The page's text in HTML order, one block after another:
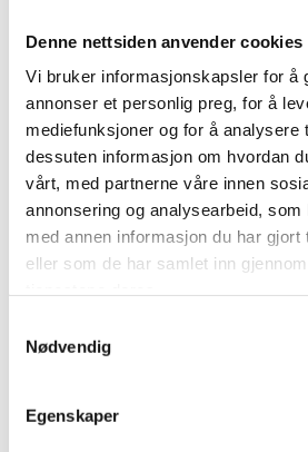
Denne nettsiden anvender cookies
Vi bruker informasjonskapsler for å
annonser et personlig preg, for å
mediefunksjoner og for å analysere
dessuten informasjon om hvordan
vårt, med partnerne våre innen
annonsering og analysearbeid,
med annen informasjon du har gjort
eller som de har samlet inn
Nødvendig
Egenskaper
the experience sector.